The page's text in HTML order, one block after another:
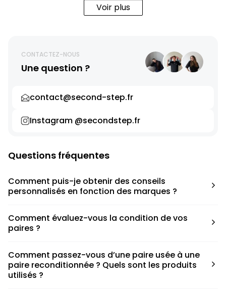
Voir plus
CONTACTEZ-NOUS
Une question ?
contact@second-step.fr
Instagram @secondstep.fr
Questions fréquentes
Comment puis-je obtenir des conseils
personnalisés en fonction des marques ?
pour déterminer la taille appropriée, que ce soit une taille
en dessous, au-dessus ou correspondant à votre taille
Comment évaluez-vous la condition de vos
paires ?
défauts spécifiques de chaque paire.
Comment passez-vous d’une paire usée à une
paire reconditionnée ? Quels sont les produits
utilisés ?